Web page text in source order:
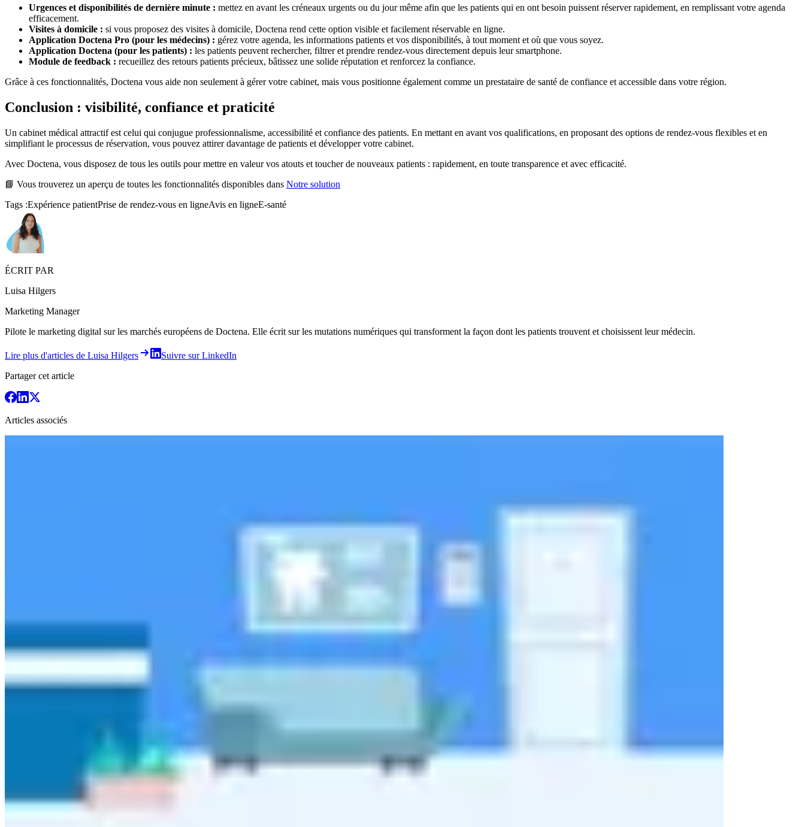
Urgences et disponibilités de dernière minute : mettez en avant les créneaux urgents ou du jour même afin que les patients qui en ont besoin puissent réserver rapidement, en remplissant votre agenda
efficacement.
Visites à domicile : si vous proposez des visites à domicile, Doctena rend cette option visible et facilement réservable en ligne.
Application Doctena Pro (pour les médecins) : gérez votre agenda, les informations patients et vos disponibilités, à tout moment et où que vous soyez.
Application Doctena (pour les patients) : les patients peuvent rechercher, filtrer et prendre rendez-vous directement depuis leur smartphone.
Module de feedback : recueillez des retours patients précieux, bâtissez une solide réputation et renforcez la confiance.
Grâce à ces fonctionnalités, Doctena vous aide non seulement à gérer votre cabinet, mais vous positionne également comme un prestataire de santé de confiance et accessible dans votre région.
Conclusion : visibilité, confiance et praticité
Un cabinet médical attractif est celui qui conjugue professionnalisme, accessibilité et confiance des patients. En mettant en avant vos qualifications, en proposant des options de rendez-vous flexibles et en
simplifiant le processus de réservation, vous pouvez attirer davantage de patients et développer votre cabinet.
Avec Doctena, vous disposez de tous les outils pour mettre en valeur vos atouts et toucher de nouveaux patients : rapidement, en toute transparence et avec efficacité.
📘 Vous trouverez un aperçu de toutes les fonctionnalités disponibles dans Notre solution
Tags :Expérience patientPrise de rendez-vous en ligneAvis en ligneE-santé
ÉCRIT PAR
Luisa Hilgers
Marketing Manager
Pilote le marketing digital sur les marchés européens de Doctena. Elle écrit sur les mutations numériques qui transforment la façon dont les patients trouvent et choisissent leur médecin.
Lire plus d'articles de Luisa Hilgers
Suivre sur LinkedIn
Partager cet article
Articles associés